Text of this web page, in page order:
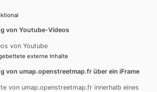
von Youtube-Videos
von Youtube
externe Inhalte
von umap.openstreetmap.fr über ein iFrame
von umap.openstreetmap.fr innerhalb eines